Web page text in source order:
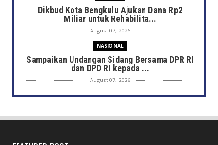
Dikbud Kota Bengkulu Ajukan Dana Rp2
Miliar untuk Rehabilita...
August 07, 2026
NASIONAL
Sampaikan Undangan Sidang Bersama DPR RI
dan DPD RI kepada ...
August 07, 2026
DAERAH
Gelar Lomba Kebersihan...